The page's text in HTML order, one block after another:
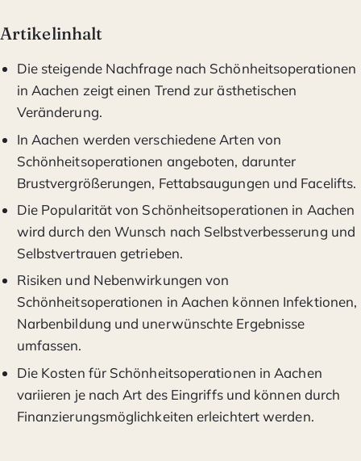
Artikelinhalt
Die steigende Nachfrage nach Schönheitsoperationen
in Aachen zeigt einen Trend zur ästhetischen
Veränderung.
In Aachen werden verschiedene Arten von
Schönheitsoperationen angeboten, darunter
Brustvergrößerungen, Fettabsaugungen und Facelifts.
Die Popularität von Schönheitsoperationen in Aachen
wird durch den Wunsch nach Selbstverbesserung und
Selbstvertrauen getrieben.
Risiken und Nebenwirkungen von
Schönheitsoperationen in Aachen können Infektionen,
Narbenbildung und unerwünschte Ergebnisse
umfassen.
Die Kosten für Schönheitsoperationen in Aachen
variieren je nach Art des Eingriffs und können durch
Finanzierungsmöglichkeiten erleichtert werden.